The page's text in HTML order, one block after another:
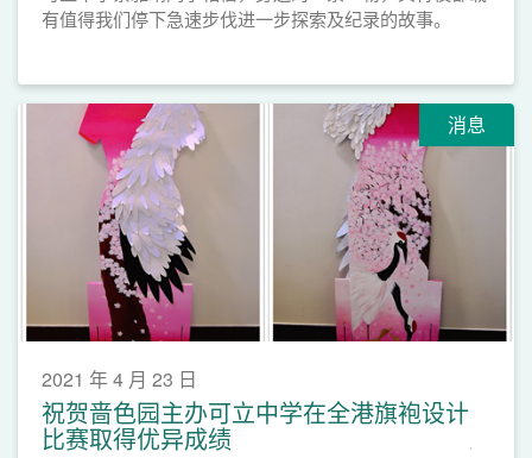
有值得我们停下急速步伐进一步探索及纪录的故事。
消息
2021 年 4 月 23 日
祝贺啬色园主办可立中学在全港旗袍设计
比赛取得优异成绩